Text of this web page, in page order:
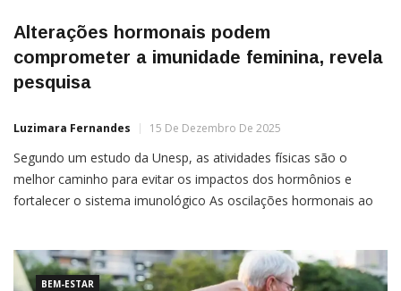
Alterações hormonais podem
comprometer a imunidade feminina, revela
pesquisa
Luzimara Fernandes 15 De Dezembro De 2025
Segundo um estudo da Unesp, as atividades físicas são o
melhor caminho para evitar os impactos dos hormônios e
fortalecer o sistema imunológico As oscilações hormonais ao
gangorra,
BEM-ESTAR